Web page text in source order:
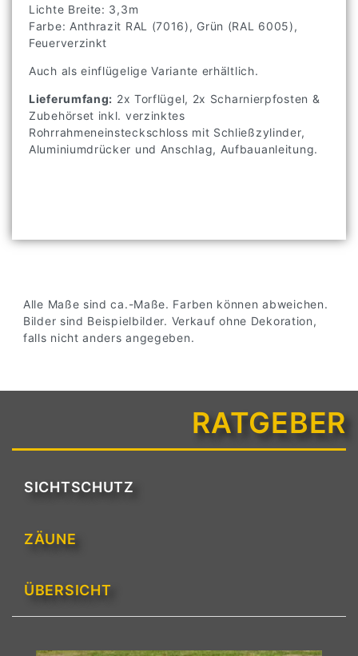
Lichte Breite: 3,3m
Farbe: Anthrazit RAL (7016), Grün (RAL 6005),
Feuerverzinkt
Auch als einflügelige Variante erhältlich.
Lieferumfang: 2x Torflügel, 2x Scharnierpfosten &
Zubehörset inkl. verzinktes
Rohrrahmeneinsteckschloss mit Schließzylinder,
Aluminiumdrücker und Anschlag, Aufbauanleitung.
Alle Maße sind ca.-Maße. Farben können abweichen.
Bilder sind Beispielbilder. Verkauf ohne Dekoration,
falls nicht anders angegeben.
RATGEBER
SICHTSCHUTZ
ZÄUNE
ÜBERSICHT